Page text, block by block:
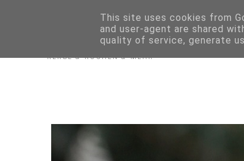
Biskuitwerkstatt
KEKSE & KUCHEN & MEHR
This site uses cookies from
and user-agent are shared
quality of service, generate